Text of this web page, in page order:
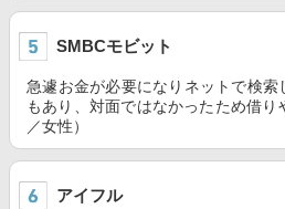
SMBCモビット
急遽お金が必要になりネットで検索
もあり、対面ではなかったため借
／女性）
アイフル